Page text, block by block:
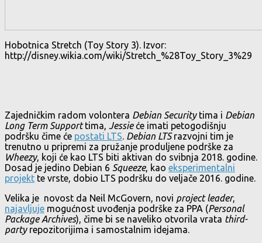
Hobotnica Stretch (Toy Story 3). Izvor:
http://disney.wikia.com/wiki/Stretch_%28Toy_Story_3%29
Zajedničkim radom volontera Debian Securitytima i Debian
Long Term Supporttima, Jessieće imati petogodišnju
podršku čime će postati LTS. Debian LTSrazvojni tim je
trenutno u pripremi za pružanje produljene podrške za
Wheezy, koji će kao LTS biti aktivan do svibnja 2018. godine.
Dosad je jedino Debian 6 Squeeze, kao eksperimentalni
projekt te vrste, dobio LTS podršku do veljače 2016. godine.
Velika je novost da Neil McGovern, novi project leader,
najavljuje mogućnost uvođenja podrške za PPA (Personal
Package Archives), čime bi se naveliko otvorila vrata third-
partyrepozitorijima i samostalnim idejama.